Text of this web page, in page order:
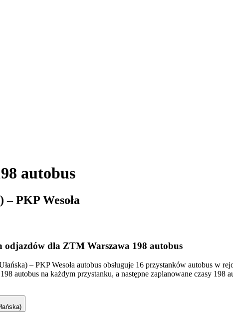
autobus
– PKP Wesoła
dla ZTM Warszawa 198 autobus
– PKP Wesoła autobus obsługuje 16 przystanków autobus w
autobus na każdym przystanku, a następne zaplanowane czasy